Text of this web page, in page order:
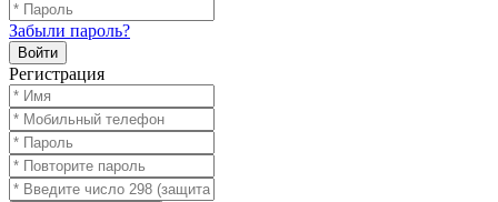
Забыли пароль?
Войти
Регистрация